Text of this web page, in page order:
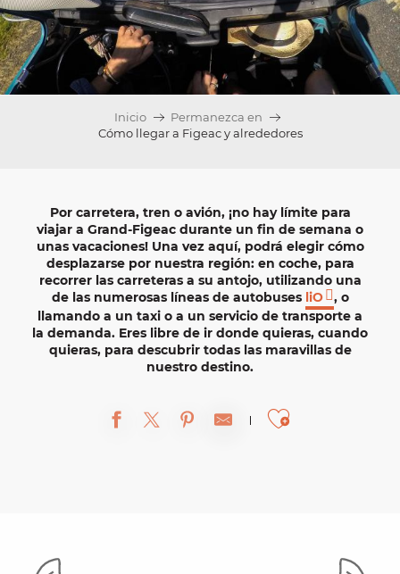
Inicio
Permanezca en
Cómo llegar a Figeac y alrededores
Por carretera, tren o avión, ¡no hay límite para
viajar a Grand-Figeac durante un fin de semana o
unas vacaciones! Una vez aquí, podrá elegir cómo
desplazarse por nuestra región: en coche, para
recorrer las carreteras a su antojo, utilizando una
de las numerosas líneas de autobuses liO
, o
llamando a un taxi o a un servicio de transporte a
la demanda. Eres libre de ir donde quieras, cuando
quieras, para descubrir todas las maravillas de
nuestro destino.
Ajouter
Alquilar una bicicleta